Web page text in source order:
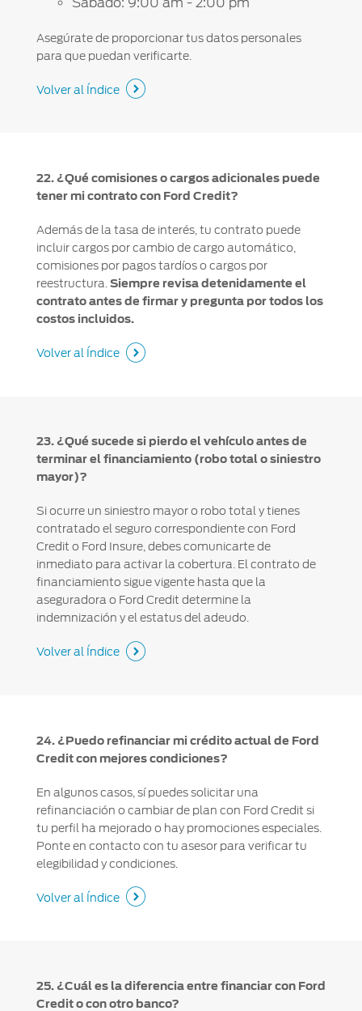
Asegúrate de proporcionar tus datos personales
para que puedan verificarte.
Volver al Índice
22. ¿Qué comisiones o cargos adicionales puede
tener mi contrato con Ford Credit?
Además de la tasa de interés, tu contrato puede
incluir cargos por cambio de cargo automático,
comisiones por pagos tardíos o cargos por
reestructura. Siempre revisa detenidamente el
contrato antes de firmar y pregunta por todos los
costos incluidos.
Volver al Índice
23. ¿Qué sucede si pierdo el vehículo antes de
terminar el financiamiento (robo total o siniestro
mayor)?
Si ocurre un siniestro mayor o robo total y tienes
contratado el seguro correspondiente con Ford
Credit o Ford Insure, debes comunicarte de
inmediato para activar la cobertura. El contrato de
financiamiento sigue vigente hasta que la
aseguradora o Ford Credit determine la
indemnización y el estatus del adeudo.
Volver al Índice
24. ¿Puedo refinanciar mi crédito actual de Ford
Credit con mejores condiciones?
En algunos casos, sí puedes solicitar una
refinanciación o cambiar de plan con Ford Credit si
tu perfil ha mejorado o hay promociones especiales.
Ponte en contacto con tu asesor para verificar tu
elegibilidad y condiciones.
Volver al Índice
25. ¿Cuál es la diferencia entre financiar con Ford
Credit o con otro banco?